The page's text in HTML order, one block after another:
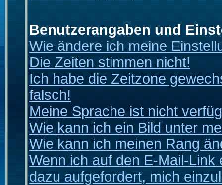
Benutzerangaben und
Wie ändere ich meine
Die Zeiten stimmen nicht!
Ich habe die Zeitzone
falsch!
Meine Sprache ist nicht
Wie kann ich ein Bild unter
Wie kann ich meinen Rang
Wenn ich auf den E-Mail-
dazu aufgefordert, mich